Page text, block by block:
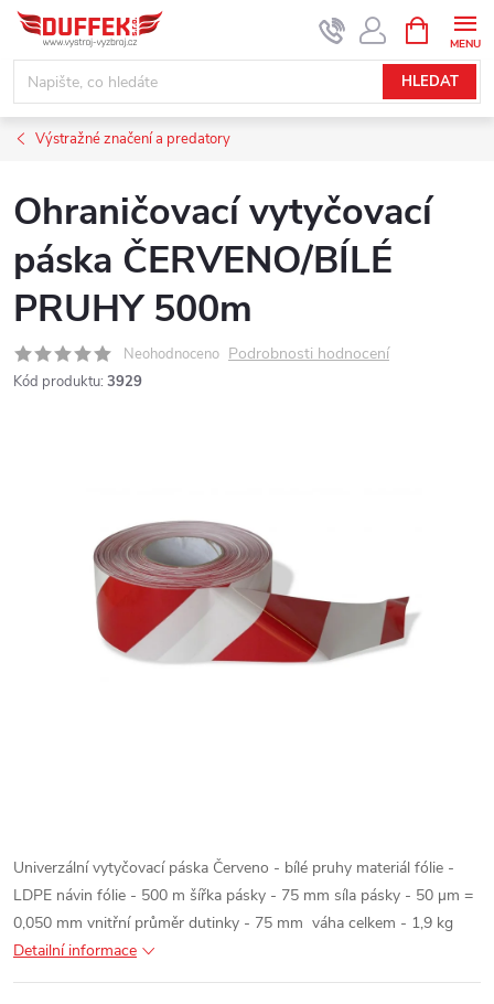
Přejít
obsah
HLEDAT
NÁKUPNÍ
KOŠÍK
Výstražné značení a predatory
Ohraničovací vytyčovací
páska ČERVENO/BÍLÉ
PRUHY 500m
Neohodnoceno Podrobnosti hodnocení
Kód produktu: 3929
Univerzální vytyčovací páska Červeno - bílé pruhy materiál fólie -
LDPE návin fólie - 500 m šířka pásky - 75 mm síla pásky - 50 µm =
0,050 mm vnitřní průměr dutinky - 75 mm váha celkem - 1,9 kg
Detailní informace